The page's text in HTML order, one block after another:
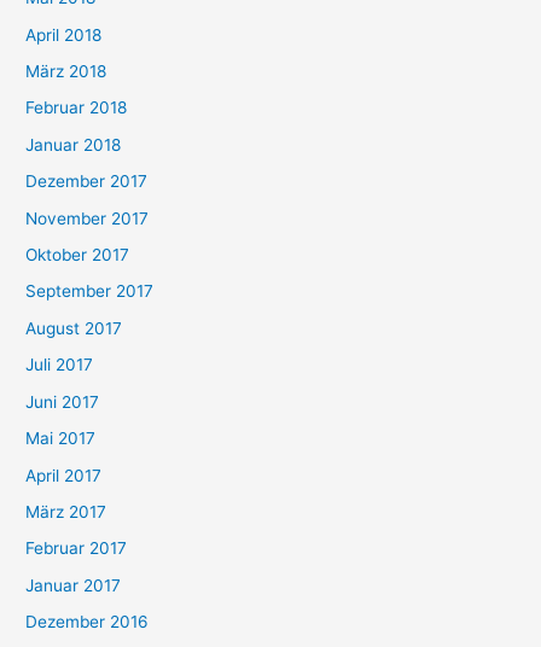
April 2018
März 2018
Februar 2018
Januar 2018
Dezember 2017
November 2017
Oktober 2017
September 2017
August 2017
Juli 2017
Juni 2017
Mai 2017
April 2017
März 2017
Februar 2017
Januar 2017
Dezember 2016